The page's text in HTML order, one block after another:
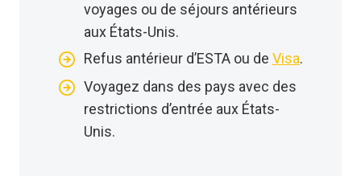
voyages ou de séjours antérieurs
aux États-Unis.
Refus antérieur d’ESTA ou de Visa.
Voyagez dans des pays avec des
restrictions d’entrée aux États-
Unis.